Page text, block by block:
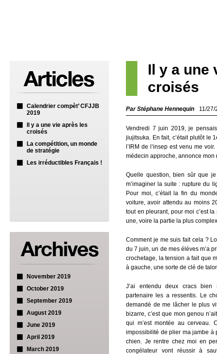
Calendrier compèt’ CFJJB
2019
Il y a une vie après les
croisés
La compétition, un monde
de stratégie
Les irréductibles Français !
November 2019
October 2019
September 2019
August 2019
June 2019
April 2019
March 2019
Il y a une
croisés
Par Stéphane Hennequin 11/27/
Vendredi 7 juin 2019, je
jiujitsuka. En fait, c’était plutôt le
l’IRM de l’insep est venu me
médecin approche, annonce mon
Quelle question, bien sûr que
m’imaginer la suite : rupture du
Pour moi, c’était la fin du
voiture, avoir attendu au moins
tout en pleurant, pour moi c’est
une, voire la partie la plus
Comment je me suis fait cela ?
du 7 juin, un de mes élèves m’a
crochetage, la tension a fait que
à gauche, une sorte de clé de
J’ai entendu deux cracs
partenaire les a ressentis. Le
demandé de me lâcher le plus
bizarre, c’est que mon genou
qui m’est montée au cerveau.
impossibilité de plier ma jambe à
chien. Je rentre chez moi en
congélateur vont réussir à